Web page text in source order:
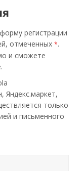
регистрации
отмеченных *.
и сможете
Яндекс.маркет,
только
и письменного